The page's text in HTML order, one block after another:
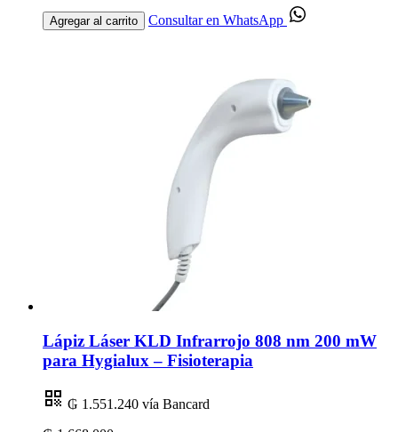
Agregar al carrito Consultar en WhatsApp
Lápiz Láser KLD Infrarrojo 808 nm 200 mW
para Hygialux – Fisioterapia
₲ 1.551.240 vía Bancard